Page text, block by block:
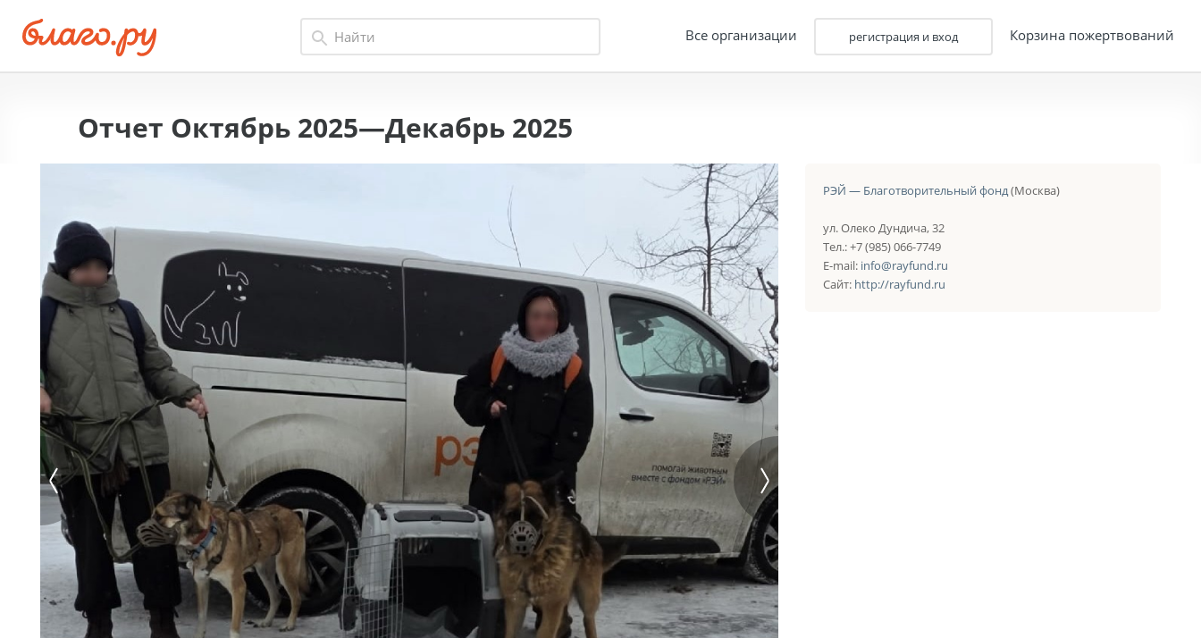
Все организации регистрация и вход Корзина пожертвований
Отчет Октябрь 2025—Декабрь 2025
РЭЙ — Благотворительный фонд(Москва)
ул. Олеко Дундича, 32
Тел.: +7 (985) 066-7749
E-mail: info@rayfund.ru
Сайт: http://rayfund.ru